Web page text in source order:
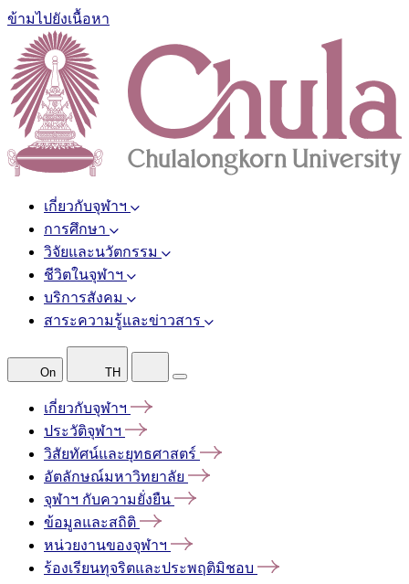
ข้ามไปยังเนื้อหา
เกี่ยวกับจุฬาฯ
การศึกษา
วิจัยและนวัตกรรม
ชีวิตในจุฬาฯ
บริการสังคม
สาระความรู้และข่าวสาร
On TH
เกี่ยวกับจุฬาฯ
ประวัติจุฬาฯ
วิสัยทัศน์และยุทธศาสตร์
อัตลักษณ์มหาวิทยาลัย
จุฬาฯ กับความยั่งยืน
ข้อมูลและสถิติ
หน่วยงานของจุฬาฯ
ร้องเรียนทุจริตและประพฤติมิชอบ